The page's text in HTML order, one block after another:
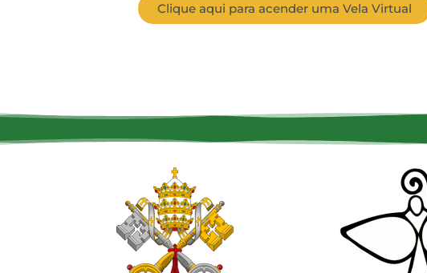
Clique aqui para acender uma Vela Virtual